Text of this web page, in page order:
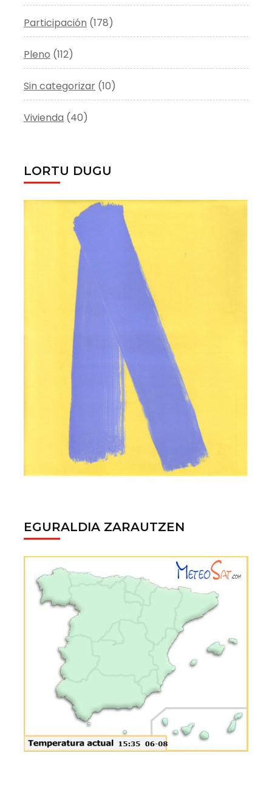
Participación (178)
Pleno (112)
Sin categorizar (10)
Vivienda (40)
LORTU DUGU
EGURALDIA ZARAUTZEN